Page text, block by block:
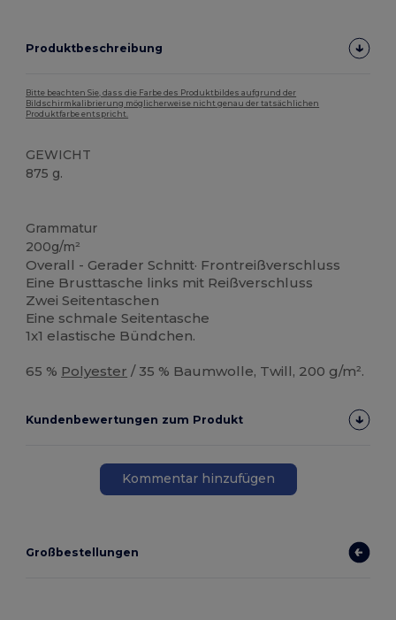
Produktbeschreibung
Bitte beachten Sie, dass die Farbe des Produktbildes aufgrund der
Bildschirmkalibrierung möglicherweise nicht genau der tatsächlichen
Produktfarbe entspricht.
GEWICHT
875 g.
Grammatur
200g/m²
Overall - Gerader Schnitt· Frontreißverschluss
Eine Brusttasche links mit Reißverschluss
Zwei Seitentaschen
Eine schmale Seitentasche
1x1 elastische Bündchen.
65 % Polyester / 35 % Baumwolle, Twill, 200 g/m².
Kundenbewertungen zum Produkt
Kommentar hinzufügen
Großbestellungen